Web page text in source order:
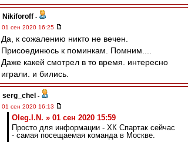
Nikiforoff -
01 сен 2020 16:25
Да, к сожалению никто не вечен.
Присоединюсь к поминкам. Помним....
Даже какей смотрел в то время. интересно
играли. и бились.
serg_chel -
01 сен 2020 16:13
Oleg.I.N. » 01 сен 2020 15:59
Просто для информации - ХК Спартак сейчас
- самая посещаемая команда в Москве.